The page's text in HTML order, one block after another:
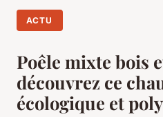
ACTU
Poêle mixte bois
découvrez ce
écologique et